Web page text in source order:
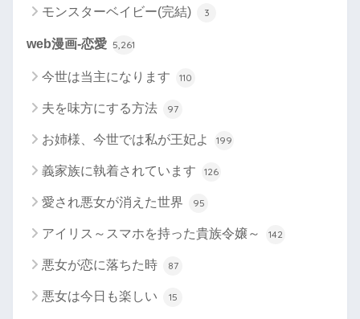
モンスターベイビー(完結) 3
web漫画-恋愛 5,261
今世は当主になります 110
夫を味方にする方法 97
お姉様、今世では私が王妃よ 199
義家族に執着されています 126
愛され悪女が消えた世界 95
アイリス～スマホを持った貴族令嬢～ 142
悪女が恋に落ちた時 87
悪女は今日も楽しい 15